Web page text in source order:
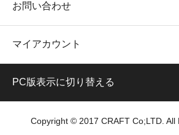
お問い合わせ
マイアカウント
PC版表示に切り替える
Copyright © 2017 CRAFT Co;LTD. All